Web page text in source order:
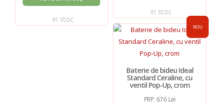
in stoc
in stoc
NOU
Baterie de bideu Ideal
Standard Ceraline, cu
ventil Pop-Up, crom
PRP: 676 Lei